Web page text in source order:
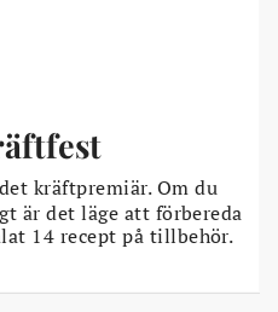
kräftpremiär. Om du
är det läge att förbereda
14 recept på tillbehör.